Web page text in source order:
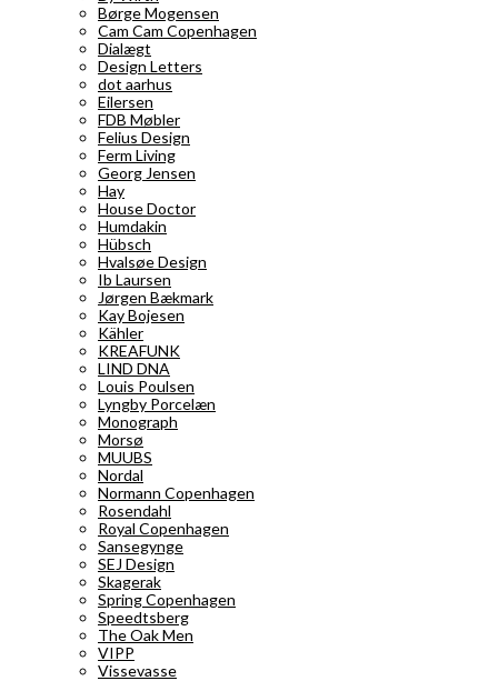
Børge Mogensen
Cam Cam Copenhagen
Dialægt
Design Letters
dot aarhus
Eilersen
FDB Møbler
Felius Design
Ferm Living
Georg Jensen
Hay
House Doctor
Humdakin
Hübsch
Hvalsøe Design
Ib Laursen
Jørgen Bækmark
Kay Bojesen
Kähler
KREAFUNK
LIND DNA
Louis Poulsen
Lyngby Porcelæn
Monograph
Morsø
MUUBS
Nordal
Normann Copenhagen
Rosendahl
Royal Copenhagen
Sansegynge
SEJ Design
Skagerak
Spring Copenhagen
Speedtsberg
The Oak Men
VIPP
Vissevasse